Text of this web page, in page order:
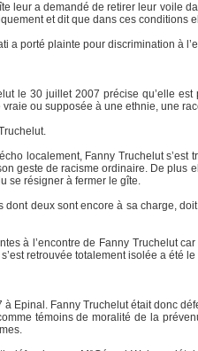
leur a demandé de retirer leur voile
et dit que dans ces
a porté plainte pour discrimination à
le 30 juillet 2007 précise qu’elle
ou supposée à une ethnie, une
localement, Fanny Truchelut
geste de racisme ordinaire. De plus
se résigner à fermer le gîte.
dont deux sont encore à sa charge,
à l’encontre de Fanny Truchelut
retrouvée totalement isolée a été
Epinal. Fanny Truchelut était donc
témoins de moralité de la